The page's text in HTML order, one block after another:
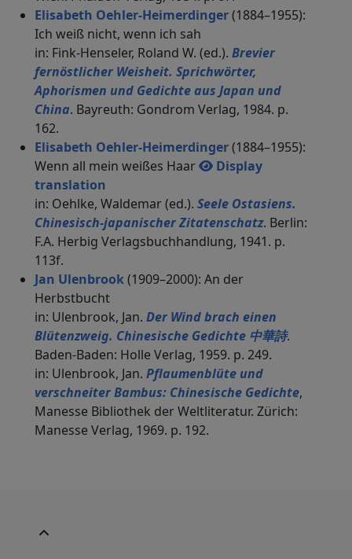
Elisabeth Oehler-Heimerdinger(1884–1955):
Ich weiß nicht, wenn ich sah
in: Fink-Henseler, Roland W. (ed.). Brevier
fernöstlicher Weisheit. Sprichwörter,
Aphorismen und Gedichte aus Japan und
China. Bayreuth: Gondrom Verlag, 1984. p.
162.
Elisabeth Oehler-Heimerdinger(1884–1955):
Wenn all mein weißes Haar
Display
translation
in: Oehlke, Waldemar (ed.). Seele Ostasiens.
Chinesisch-japanischer Zitatenschatz. Berlin:
F.A. Herbig Verlagsbuchhandlung, 1941. p.
113f.
Jan Ulenbrook(1909–2000): An der
Herbstbucht
in: Ulenbrook, Jan. Der Wind brach einen
Blütenzweig. Chinesische Gedichte 中華詩.
Baden-Baden: Holle Verlag, 1959. p. 249.
in: Ulenbrook, Jan. Pflaumenblüte und
verschneiter Bambus: Chinesische Gedichte,
Manesse Bibliothek der Weltliteratur. Zürich:
Manesse Verlag, 1969. p. 192.